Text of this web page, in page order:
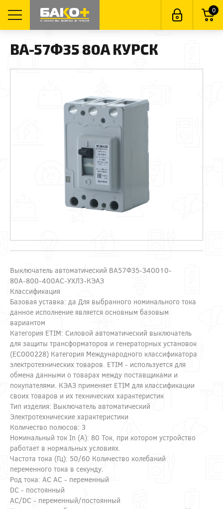
0
ВА-57Ф35 80А КУРСК
Выключатель автоматический ВА57Ф35-340010-
80А-800-400AC-УХЛ3-КЭАЗ
Классификация
Базовая уставка: да Для выбранного номинального тока
данное исполнение является основным базовым
вариантом
Категория ETIM: Силовой автоматический выключатель
для защиты трансформаторов и генераторных установок
(EC000228) Категория Международного классификатора
электротехнических товаров. ETIM - используется для
обмена данными о товарах между поставщиками и
покупателями. КЭАЗ применяет ETIM для классификации
своих товаров и их технических характеристик
Тип изделия: Выключатель автоматический
Электротехнические характеристики
Количество полюсов: 3
Номинальный ток In (А): 80 Ток, при котором устройство
работает в нормальных условиях.
Частота тока (Гц): 50/60 Количество колебаний
переменного тока в секунду.
Род тока: AC AC - переменный
DC - постоянный
AC/DC - переменный/постоянный